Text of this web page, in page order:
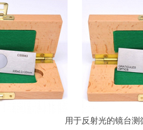
用于反射光的镜台测